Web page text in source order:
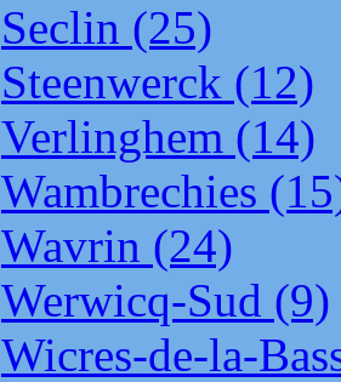
Seclin (25)
Steenwerck (12)
Verlinghem (14)
Wambrechies
Wavrin (24)
Werwicq-Sud (9)
Wicres-de-la-